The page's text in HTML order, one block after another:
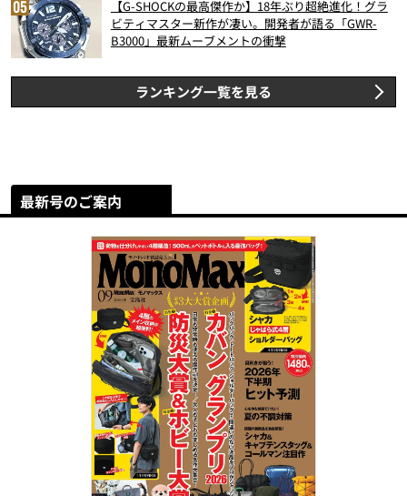
【G-SHOCKの最高傑作か】18年ぶり超絶進化！グラ
ビティマスター新作が凄い。開発者が語る「GWR-
B3000」最新ムーブメントの衝撃
ランキング一覧を見る
最新号のご案内